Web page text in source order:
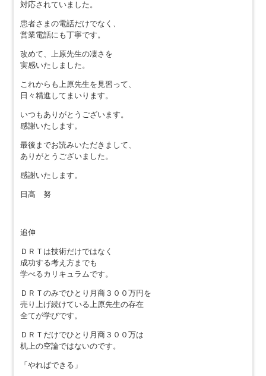
対応されていました。
患者さまの電話だけでなく、
営業電話にも丁寧です。
改めて、上原先生の凄さを
実感いたしました。
これからも上原先生を見習って、
日々精進してまいります。
いつもありがとうございます。
感謝いたします。
最後までお読みいただきまして、
ありがとうございました。
感謝いたします。
日髙 努
追伸
ＤＲＴは技術だけではなく
成功する考え方までも
学べるカリキュラムです。
ＤＲＴのみでひとり月商３００万円を
売り上げ続けている上原先生の存在
全てが学びです。
ＤＲＴだけでひとり月商３００万は
机上の空論ではないのです。
「やればできる」